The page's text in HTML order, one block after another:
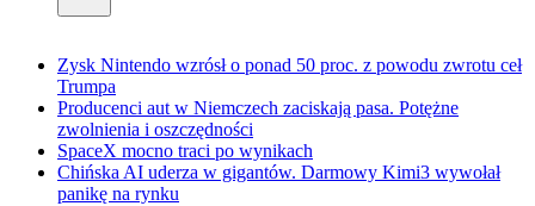
Zysk Nintendo wzrósł o ponad 50 proc. z powodu zwrotu ceł
Trumpa
Producenci aut w Niemczech zaciskają pasa. Potężne
zwolnienia i oszczędności
SpaceX mocno traci po wynikach
Chińska AI uderza w gigantów. Darmowy Kimi3 wywołał
panikę na rynku